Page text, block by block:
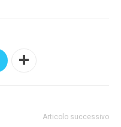
Articolo successivo